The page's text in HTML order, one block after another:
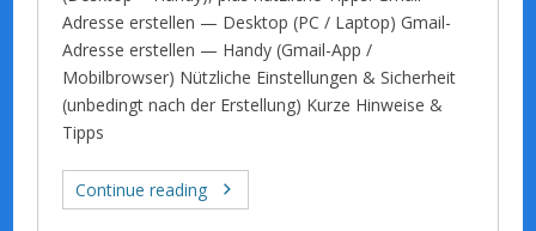
Adresse erstellen — Desktop (PC / Laptop) Gmail-
Adresse erstellen — Handy (Gmail-App /
Mobilbrowser) Nützliche Einstellungen & Sicherheit
(unbedingt nach der Erstellung) Kurze Hinweise &
Tipps
Continue reading